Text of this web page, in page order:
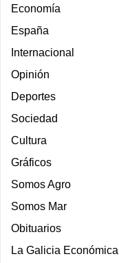
Economía
España
Internacional
Opinión
Deportes
Sociedad
Cultura
Gráficos
Somos Agro
Somos Mar
Obituarios
La Galicia Económica